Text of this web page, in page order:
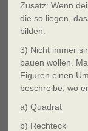
Zusatz: Wenn
die so liegen,
bilden.
3) Nicht immer
bauen wollen.
Figuren einen
beschreibe, wo
a) Quadrat
b) Rechteck